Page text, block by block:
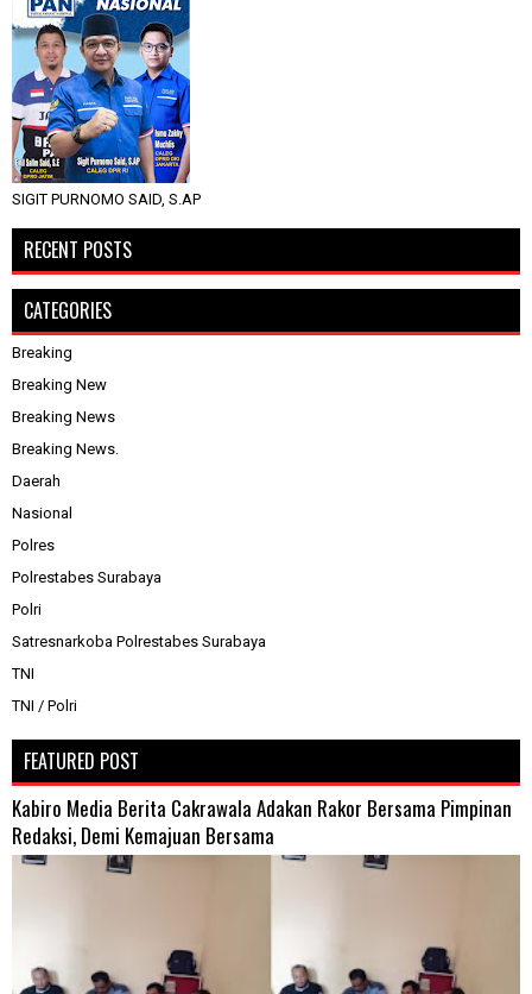
SIGIT PURNOMO SAID, S.AP
RECENT POSTS
CATEGORIES
Breaking
Breaking New
Breaking News
Breaking News.
Daerah
Nasional
Polres
Polrestabes Surabaya
Polri
Satresnarkoba Polrestabes Surabaya
TNI
TNI / Polri
FEATURED POST
Kabiro Media Berita Cakrawala Adakan Rakor Bersama Pimpinan
Redaksi, Demi Kemajuan Bersama